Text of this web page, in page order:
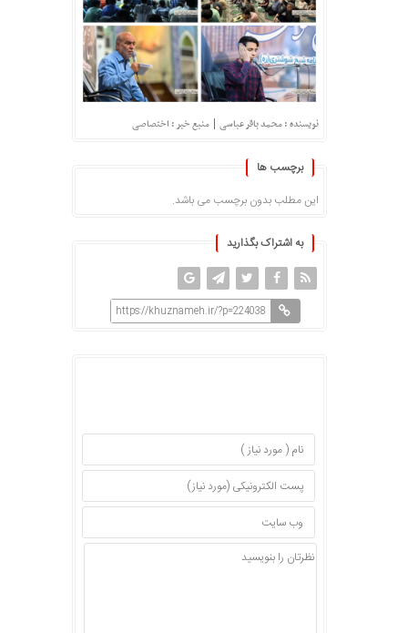
نویسنده : محمد باقر عباسی | منبع خبر : اختصاصی
برچسب ها
این مطلب بدون برچسب می باشد.
به اشتراک بگذارید
https://khuznameh.ir/?p=224038